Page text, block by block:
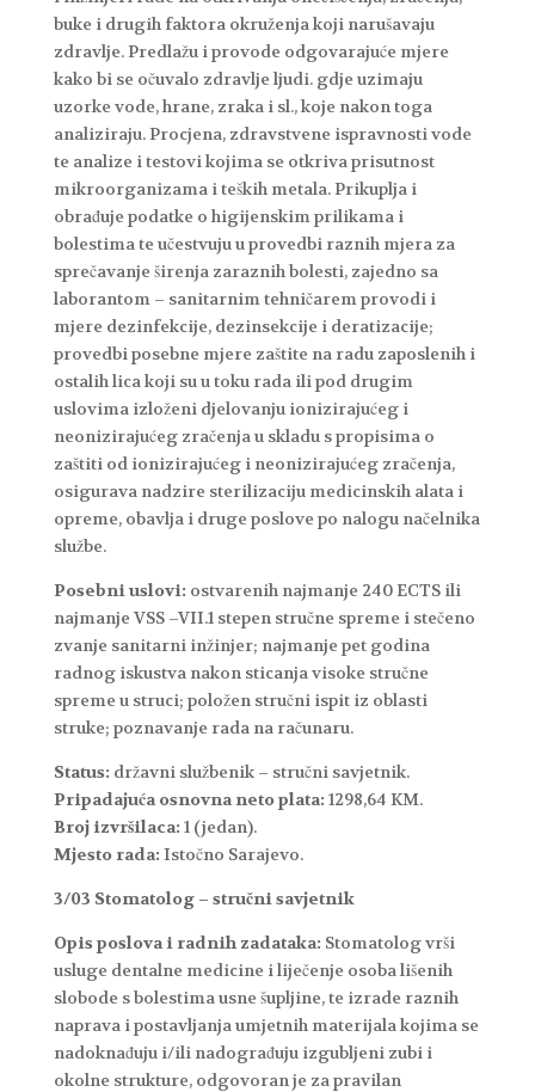
buke i drugih faktora okruženja koji narušavaju
zdravlje. Predlažu i provode odgovarajuće mjere
kako bi se očuvalo zdravlje ljudi. gdje uzimaju
uzorke vode, hrane, zraka i sl., koje nakon toga
analiziraju. Procjena, zdravstvene ispravnosti vode
te analize i testovi kojima se otkriva prisutnost
mikroorganizama i teških metala. Prikuplja i
obrađuje podatke o higijenskim prilikama i
bolestima te učestvuju u provedbi raznih mjera za
sprečavanje širenja zaraznih bolesti, zajedno sa
laborantom – sanitarnim tehničarem provodi i
mjere dezinfekcije, dezinsekcije i deratizacije;
provedbi posebne mjere zaštite na radu zaposlenih i
ostalih lica koji su u toku rada ili pod drugim
uslovima izloženi djelovanju ionizirajućeg i
neonizirajućeg zračenja u skladu s propisima o
zaštiti od ionizirajućeg i neonizirajućeg zračenja,
osigurava nadzire sterilizaciju medicinskih alata i
opreme, obavlja i druge poslove po nalogu načelnika
službe.
Posebni uslovi: ostvarenih najmanje 240 ECTS ili
najmanje VSS –VII.1 stepen stručne spreme i stečeno
zvanje sanitarni inžinjer; najmanje pet godina
radnog iskustva nakon sticanja visoke stručne
spreme u struci; položen stručni ispit iz oblasti
struke; poznavanje rada na računaru.
Status: državni službenik – stručni savjetnik.
Pripadajuća osnovna neto plata: 1298,64 KM.
Broj izvršilaca: 1 (jedan).
Mjesto rada: Istočno Sarajevo.
3/03 Stomatolog – stručni savjetnik
Opis poslova i radnih zadataka: Stomatolog vrši
usluge dentalne medicine i liječenje osoba lišenih
slobode s bolestima usne šupljine, te izrade raznih
naprava i postavljanja umjetnih materijala kojima se
nadoknađuju i/ili nadograđuju izgubljeni zubi i
okolne strukture, odgovoran je za pravilan